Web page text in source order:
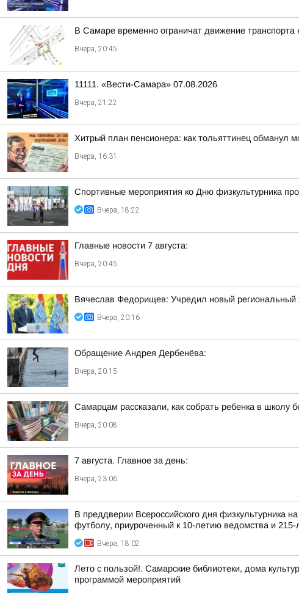
В Самаре временно ограничат движение
Вчера, 20:45
11111. «Вести-Самара» 07.08.2026
Вчера, 21:22
Хитрый план пенсионера: как тольяттинец обманул
Вчера, 16:31
Спортивные мероприятия ко Дню физкультурника
Вчера, 18:22
Главные новости 7 августа:
Вчера, 20:45
Вячеслав Федорищев: Учредил новый региональный
Вчера, 20:16
Обращение Андрея Дербенёва:
Вчера, 20:15
Самарцам рассказали, как собрать ребенка в школу
Вчера, 20:08
7 августа. Главное за день:
Вчера, 23:06
В преддверии Всероссийского дня физкультурника
футболу, приуроченный к 10-летию ведомства и 215-
Вчера, 18:02
Лето с пользой!. Самарские библиотеки, дома
программой мероприятий